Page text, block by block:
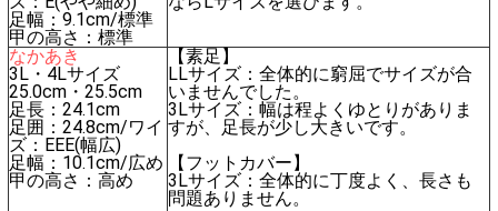
足幅：9.1cm/標準
甲の高さ：標準
なかあき
3L・4Lサイズ
25.0cm・25.5cm
足長：24.1cm
足囲：24.8cm/ワイ
ズ：EEE(幅広)
足幅：10.1cm/広め
甲の高さ：高め
【素足】
LLサイズ：全体的に窮屈でサイズが合
いませんでした。
3Lサイズ：幅は程よくゆとりがありま
すが、足長が少し大きいです。
【フットカバー】
3Lサイズ：全体的に丁度よく、長さも
問題ありません。